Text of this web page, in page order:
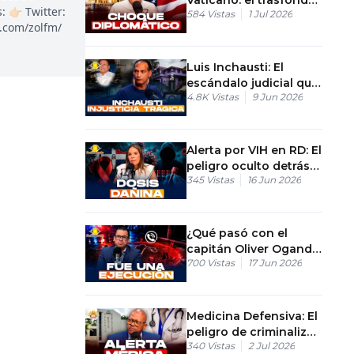
Twitter:
zolfm/
geopolítico en el
584 Vistas 1 Jul 2026
Luis Inchausti: El
escándalo judicial que
provocó su trágico
4.8K Vistas 9 Jun 2026
Alerta por VIH en RD: El
peligro oculto detrás
del nuevo fármaco
345 Vistas 16 Jun 2026
¿Qué pasó con el
capitán Oliver Ogando
en Villa Altagracia? y la
700 Vistas 17 Jun 2026
Medicina Defensiva: El
peligro de criminalizar
el acto médico en RD
340 Vistas 2 Jul 2026